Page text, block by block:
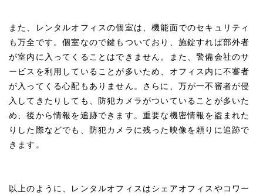
また、レンタルオフィスの個室は、機能面でのセキュリティ
も万全です。個室なので鍵もついており、施錠すれば部外者
が室内に入ってくることはできません。また、警備会社のサ
ービスを利用していることが多いため、オフィス内に不審者
が入ってくる心配もありません。さらに、万が一不審者が侵
入してきたりしても、防犯カメラがついていることが多いた
め、後から情報を追跡できます。重要な機密情報を盗まれた
りした際などでも、防犯カメラに残った映像を頼りに追跡で
きます。
以上のように、レンタルオフィスはシェアオフィスやコワー